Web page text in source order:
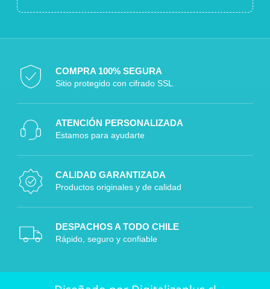
COMPRA 100% SEGURA
Sitio protegido con cifrado SSL
ATENCIÓN PERSONALIZADA
Estamos para ayudarte
CALIDAD GARANTIZADA
Productos originales y de calidad
DESPACHOS A TODO CHILE
Rápido, seguro y confiable